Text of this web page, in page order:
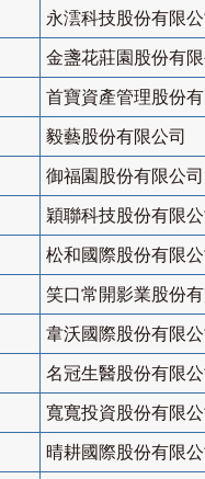
永澐科技股份有限公
金盞花莊園股份有限
首寶資產管理股份有
毅藝股份有限公司
御福園股份有限公司
穎聯科技股份有限公
松和國際股份有限公
笑口常開影業股份有
韋沃國際股份有限公
名冠生醫股份有限公
寬寬投資股份有限公
晴耕國際股份有限公